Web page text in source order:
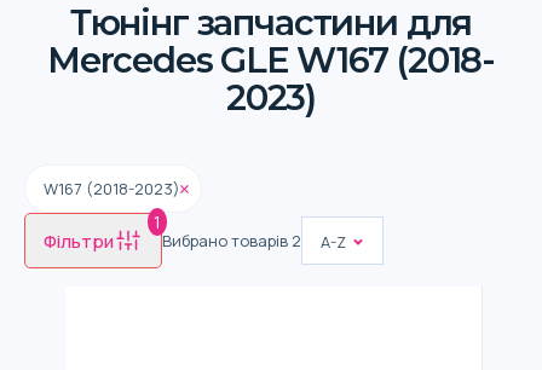
Тюнінг запчастини для
Mercedes GLE W167 (2018-
2023)
W167 (2018-2023)
Фільтри
1
Вибрано товарів 2 A-Z